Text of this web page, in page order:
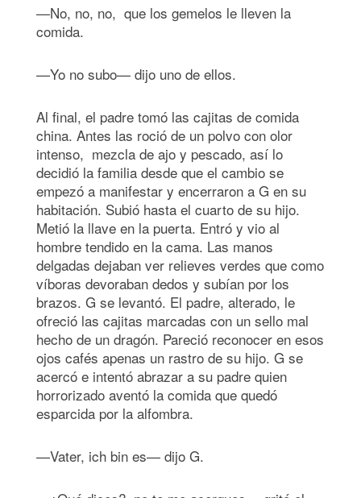
—No, no, no, que los gemelos le lleven la
comida.
—Yo no subo— dijo uno de ellos.
Al final, el padre tomó las cajitas de comida
china. Antes las roció de un polvo con olor
intenso, mezcla de ajo y pescado, así lo
decidió la familia desde que el cambio se
empezó a manifestar y encerraron a G en su
habitación. Subió hasta el cuarto de su hijo.
Metió la llave en la puerta. Entró y vio al
hombre tendido en la cama. Las manos
delgadas dejaban ver relieves verdes que como
víboras devoraban dedos y subían por los
brazos. G se levantó. El padre, alterado, le
ofreció las cajitas marcadas con un sello mal
hecho de un dragón. Pareció reconocer en esos
ojos cafés apenas un rastro de su hijo. G se
acercó e intentó abrazar a su padre quien
horrorizado aventó la comida que quedó
esparcida por la alfombra.
—Vater, ich bin es— dijo G.